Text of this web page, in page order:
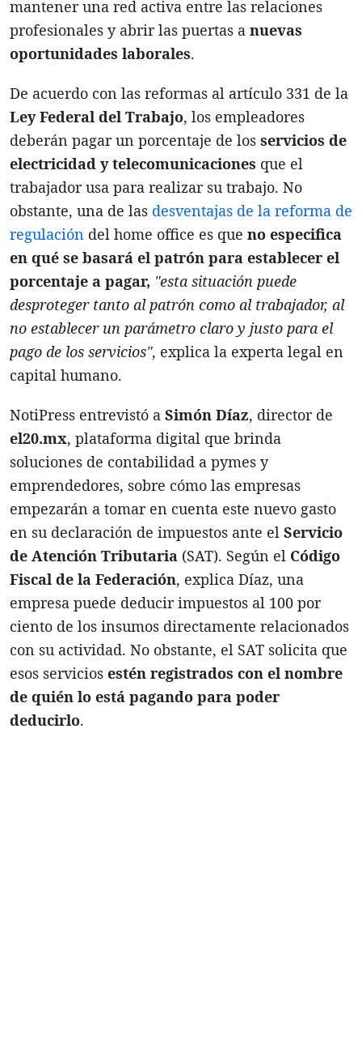
mantener una red activa entre las relaciones
profesionales y abrir las puertas a nuevas
oportunidades laborales.
De acuerdo con las reformas al artículo 331 de la
Ley Federal del Trabajo, los empleadores
deberán pagar un porcentaje de los servicios de
electricidad y telecomunicaciones que el
trabajador usa para realizar su trabajo. No
obstante, una de las desventajas de la reforma de
regulación del home office es que no especifica
en qué se basará el patrón para establecer el
porcentaje a pagar, "esta situación puede
desproteger tanto al patrón como al trabajador, al
no establecer un parámetro claro y justo para el
pago de los servicios", explica la experta legal en
capital humano.
NotiPress entrevistó a Simón Díaz, director de
el20.mx, plataforma digital que brinda
soluciones de contabilidad a pymes y
emprendedores, sobre cómo las empresas
empezarán a tomar en cuenta este nuevo gasto
en su declaración de impuestos ante el Servicio
de Atención Tributaria (SAT). Según el Código
Fiscal de la Federación, explica Díaz, una
empresa puede deducir impuestos al 100 por
ciento de los insumos directamente relacionados
con su actividad. No obstante, el SAT solicita que
esos servicios estén registrados con el nombre
de quién lo está pagando para poder
deducirlo.